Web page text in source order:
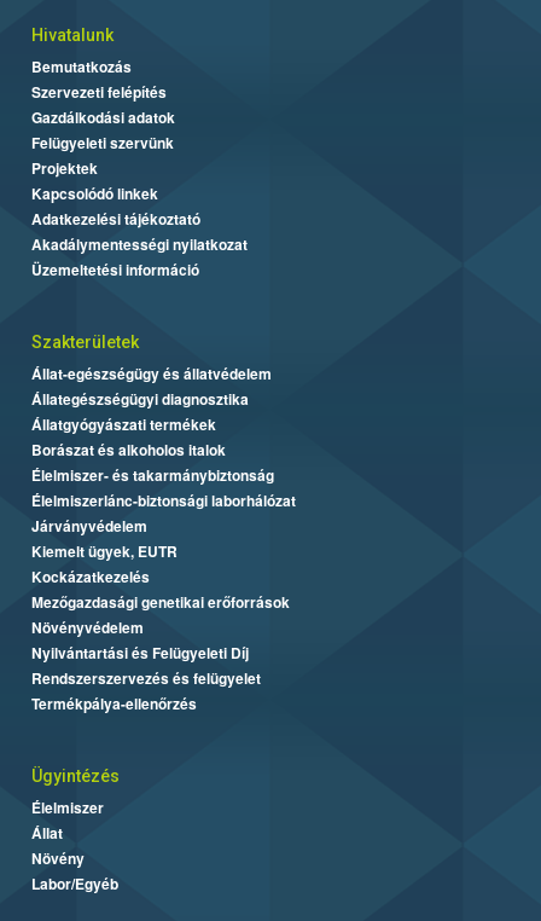
Hivatalunk
Bemutatkozás
Szervezeti felépítés
Gazdálkodási adatok
Felügyeleti szervünk
Projektek
Kapcsolódó linkek
Adatkezelési tájékoztató
Akadálymentességi nyilatkozat
Üzemeltetési információ
Szakterületek
Állat-egészségügy és állatvédelem
Állategészségügyi diagnosztika
Állatgyógyászati termékek
Borászat és alkoholos italok
Élelmiszer- és takarmánybiztonság
Élelmiszerlánc-biztonsági laborhálózat
Járványvédelem
Kiemelt ügyek, EUTR
Kockázatkezelés
Mezőgazdasági genetikai erőforrások
Növényvédelem
Nyilvántartási és Felügyeleti Díj
Rendszerszervezés és felügyelet
Termékpálya-ellenőrzés
Ügyintézés
Élelmiszer
Állat
Növény
Labor/Egyéb